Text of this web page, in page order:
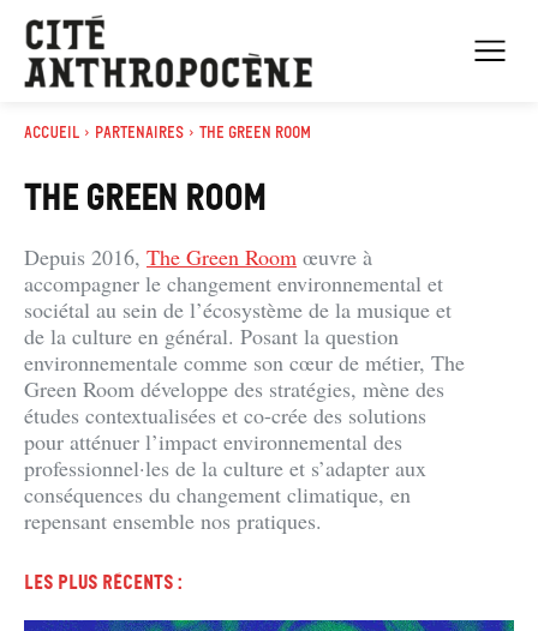
Accueil Partenaires The Green Room
THE GREEN ROOM
Depuis 2016, The Green Room œuvre à
accompagner le changement environnemental et
sociétal au sein de l’écosystème de la musique et
de la culture en général. Posant la question
environnementale comme son cœur de métier, The
Green Room développe des stratégies, mène des
études contextualisées et co-crée des solutions
pour atténuer l’impact environnemental des
professionnel·les de la culture et s’adapter aux
conséquences du changement climatique, en
repensant ensemble nos pratiques.
Les plus récents :